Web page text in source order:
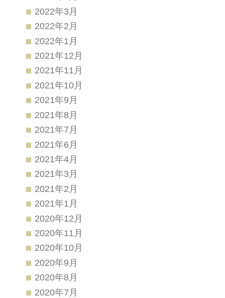
2022年3月
2022年2月
2022年1月
2021年12月
2021年11月
2021年10月
2021年9月
2021年8月
2021年7月
2021年6月
2021年4月
2021年3月
2021年2月
2021年1月
2020年12月
2020年11月
2020年10月
2020年9月
2020年8月
2020年7月